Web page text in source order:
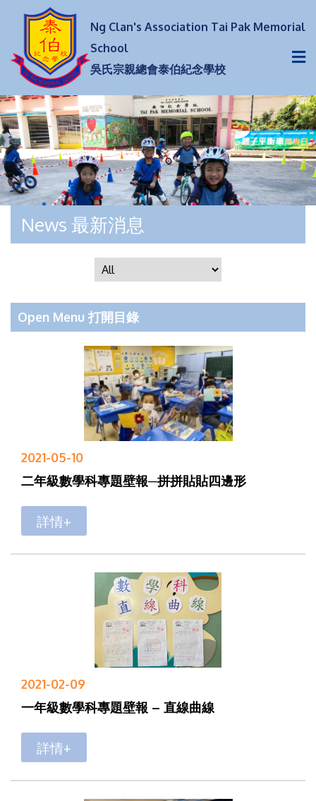
Ng Clan's Association Tai Pak Memorial
School
吳氏宗親總會泰伯紀念學校
News 最新消息
Open Menu 打開目錄
2021-05-10
二年級數學科專題壁報─拼拼貼貼四邊形
詳情+
2021-02-09
一年級數學科專題壁報 – 直線曲線
詳情+